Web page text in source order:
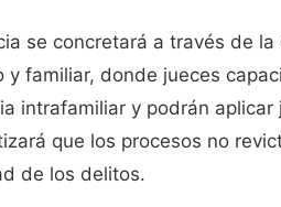
se concretará a través de
familiar, donde jueces
intrafamiliar y podrán
que los procesos no
de los delitos.